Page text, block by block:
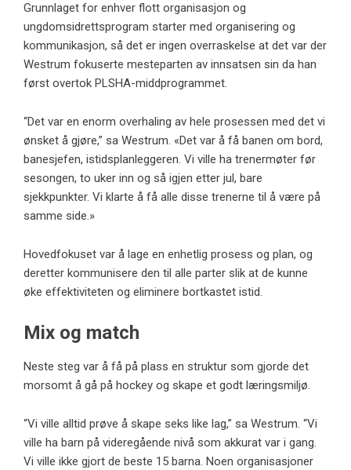
Grunnlaget for enhver flott organisasjon og
ungdomsidrettsprogram starter med organisering og
kommunikasjon, så det er ingen overraskelse at det var der
Westrum fokuserte mesteparten av innsatsen sin da han
først overtok PLSHA-middprogrammet.
“Det var en enorm overhaling av hele prosessen med det vi
ønsket å gjøre,” sa Westrum. «Det var å få banen om bord,
banesjefen, istidsplanleggeren. Vi ville ha trenermøter før
sesongen, to uker inn og så igjen etter jul, bare
sjekkpunkter. Vi klarte å få alle disse trenerne til å være på
samme side.»
Hovedfokuset var å lage en enhetlig prosess og plan, og
deretter kommunisere den til alle parter slik at de kunne
øke effektiviteten og eliminere bortkastet istid.
Mix og match
Neste steg var å få på plass en struktur som gjorde det
morsomt å gå på hockey og skape et godt læringsmiljø.
“Vi ville alltid prøve å skape seks like lag,” sa Westrum. “Vi
ville ha barn på videregående nivå som akkurat var i gang.
Vi ville ikke gjort de beste 15 barna. Noen organisasjoner